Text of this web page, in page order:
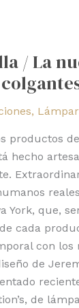
/ La
,
productos
hecho
York, que,
cada
con los
de
de